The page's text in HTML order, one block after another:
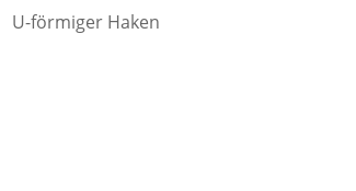
U-förmiger Haken